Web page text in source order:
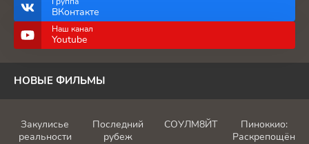
ВКонтакте
Наш канал
Youtube
НОВЫЕ ФИЛЬМЫ
Закулисье
реальности
Последний
рубеж
СОУЛМ8ЙТ
Пиноккио: